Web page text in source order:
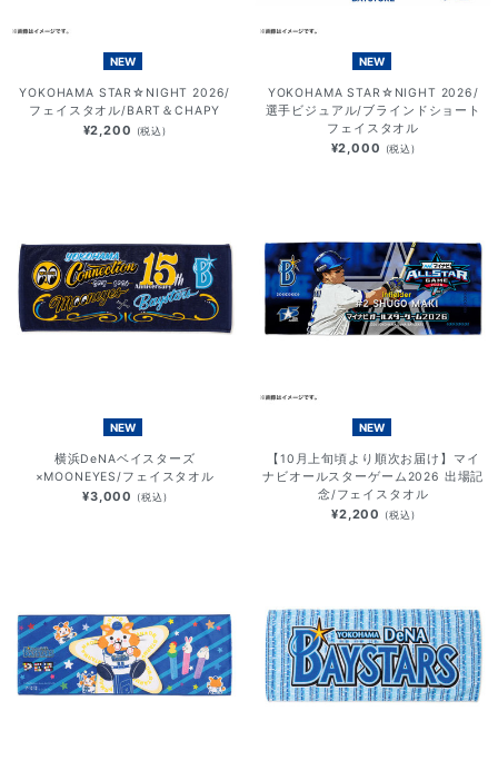
NEW
YOKOHAMA STAR☆NIGHT 2026/
フェイスタオル/BART＆CHAPY
¥2,200 (税込)
NEW
YOKOHAMA STAR☆NIGHT 2026/
選手ビジュアル/ブラインドショート
フェイスタオル
¥2,000 (税込)
NEW
横浜DeNAベイスターズ
×MOONEYES/フェイスタオル
¥3,000 (税込)
NEW
【10月上旬頃より順次お届け】マイ
ナビオールスターゲーム2026 出場記
念/フェイスタオル
¥2,200 (税込)